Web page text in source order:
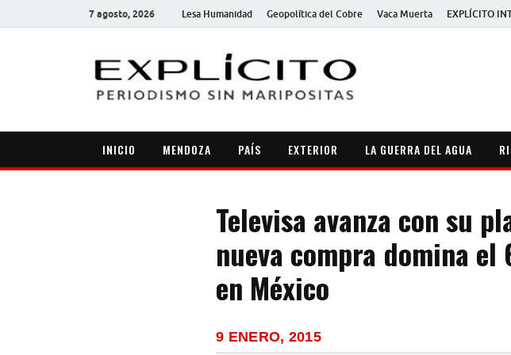
7 agosto, 2026 Lesa Humanidad Geopolítica del Cobre Vaca Muerta EXPLÍCITO
INICIO MENDOZA PAÍS EXTERIOR LA GUERRA DEL AGUA
Televisa avanza con su
nueva compra domina
en México
9 ENERO, 2015